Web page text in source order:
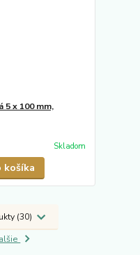
x 100 mm,
Skladom
košíka
(30)